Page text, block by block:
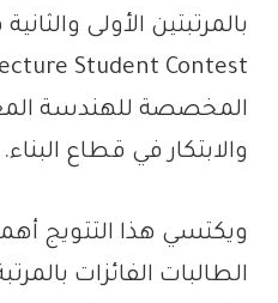
المخصصة للهندسة
والابتكار في قطاع البناء.
ويكتسي هذا التتويج
الطالبات الفائزات